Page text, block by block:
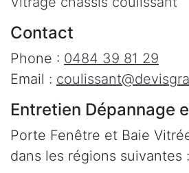
Contact
Phone : 0484 39 81 29
Email :
Entretien Dépannage
Porte Fenêtre et Baie
dans les régions suivantes :